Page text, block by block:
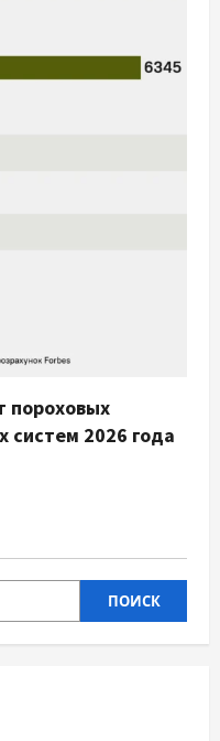
пороховых
систем 2026 года
ПОИСК